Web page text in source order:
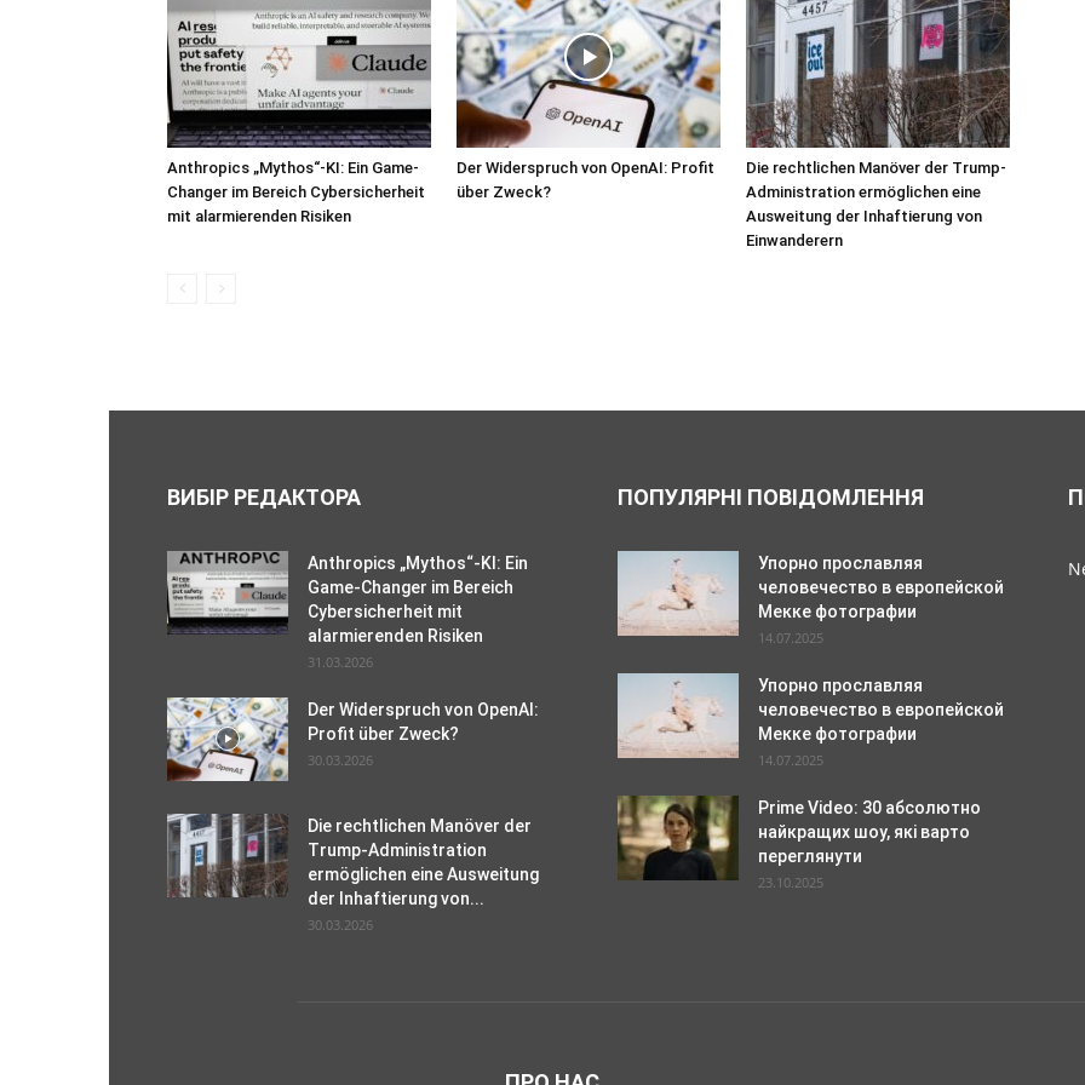
Anthropics „Mythos“-KI: Ein Game-
Changer im Bereich Cybersicherheit
mit alarmierenden Risiken
Der Widerspruch von OpenAI: Profit
über Zweck?
Die rechtlichen Manöver der Trump-
Administration ermöglichen eine
Ausweitung der Inhaftierung von
Einwanderern
ВИБІР РЕДАКТОРА
Anthropics „Mythos“-KI: Ein
Game-Changer im Bereich
Cybersicherheit mit
alarmierenden Risiken
31.03.2026
Der Widerspruch von OpenAI:
Profit über Zweck?
30.03.2026
Die rechtlichen Manöver der
Trump-Administration
ermöglichen eine Ausweitung
der Inhaftierung von...
30.03.2026
ПОПУЛЯРНІ ПОВІДОМЛЕННЯ
Упорно прославляя
человечество в европейской
Мекке фотографии
14.07.2025
Упорно прославляя
человечество в европейской
Мекке фотографии
14.07.2025
Prime Video: 30 абсолютно
найкращих шоу, які варто
переглянути
23.10.2025